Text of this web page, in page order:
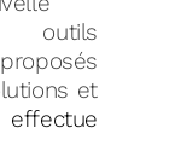
outils
et
effectue